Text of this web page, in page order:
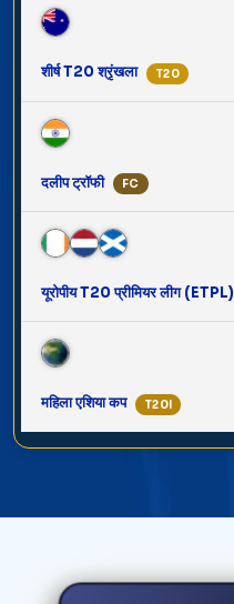
शीर्ष T20 श्रृंखला T20
दलीप ट्रॉफी FC
यूरोपीय T20 प्रीमियर लीग (ETPL)
महिला एशिया कप T20I